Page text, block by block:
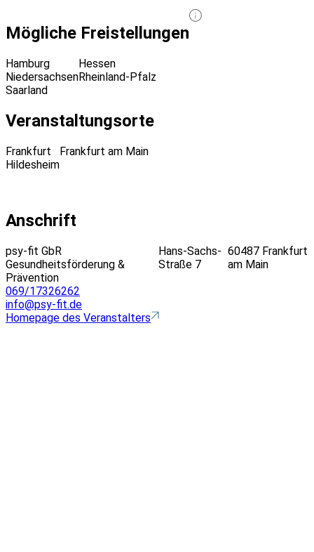
Mögliche Freistellungen
Hamburg
Niedersachsen
Saarland
Hessen
Rheinland-Pfalz
Veranstaltungsorte
Frankfurt
Hildesheim
Frankfurt am Main
Anschrift
psy-fit GbR
Gesundheitsförderung &
Prävention
Hans-Sachs-
Straße 7
60487 Frankfurt
am Main
069/17326262
info@psy-fit.de
Homepage des Veranstalters